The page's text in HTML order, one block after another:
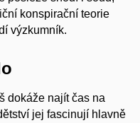
konspirační teorie
výzkumník.
dokáže najít čas na
jej fascinují hlavně